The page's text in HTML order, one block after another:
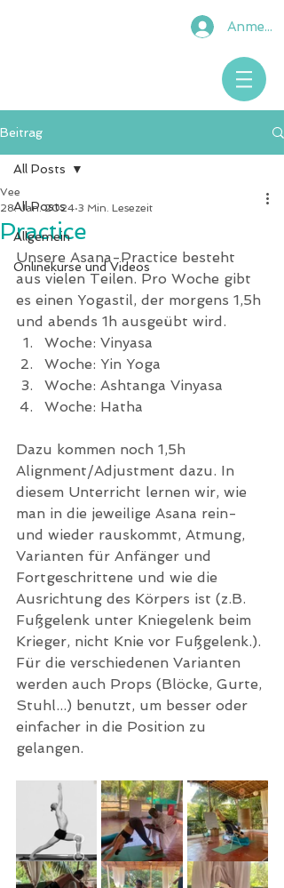
Anmelden
Beitrag
All Posts
Allgemein
Onlinekurse und Videos
All Posts
Practice
Vee
28. Jan. 2024 3 Min. Lesezeit
Unsere Asana-Practice besteht
aus vielen Teilen. Pro Woche gibt
es einen Yogastil, der morgens 1,5h
und abends 1h ausgeübt wird.
Woche: Vinyasa
Woche: Yin Yoga
Woche: Ashtanga Vinyasa
Woche: Hatha
Dazu kommen noch 1,5h
Alignment/Adjustment dazu. In
diesem Unterricht lernen wir, wie
man in die jeweilige Asana rein-
und wieder rauskommt, Atmung,
Varianten für Anfänger und
Fortgeschrittene und wie die
Ausrichtung des Körpers ist (z.B.
Fußgelenk unter Kniegelenk beim
Krieger, nicht Knie vor Fußgelenk.).
Für die verschiedenen Varianten
werden auch Props (Blöcke, Gurte,
Stuhl...) benutzt, um besser oder
einfacher in die Position zu
gelangen.